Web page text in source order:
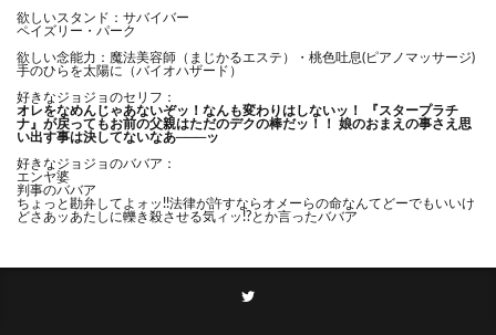
欲しいスタンド：サバイバー
ペイズリー・パーク
欲しい念能力：魔法美容師（まじかるエステ）・桃色吐息(ピアノマッサージ)
手のひらを太陽に（バイオハザード）
好きなジョジョのセリフ：
オレをなめんじゃあないぞッ！ なんも変わりはしないッ！ 『スタープラチ
ナ』が戻ってもお前の父親はただのデクの棒だッ！！ 娘のおまえの事さえ思
い出す事は決してないなあ───ッ
好きなジョジョのババア：
エンヤ婆
判事のババア
ちょっと勘弁してよォッ!!法律が許すならオメーらの命なんてどーでもいいけ
どさあッあたしに轢き殺させる気ィッ!?とか言ったババア